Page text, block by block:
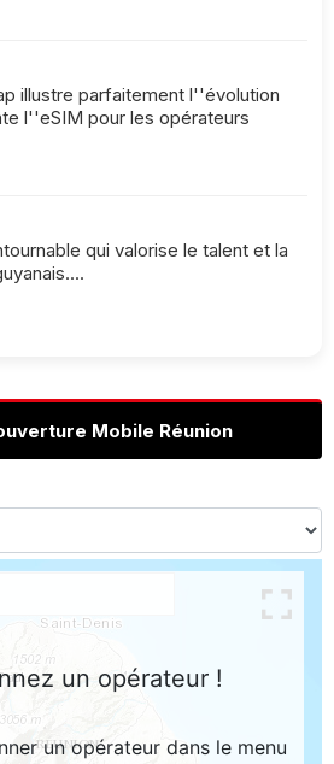
illustre parfaitement l''évolution
l''eSIM pour les opérateurs
qui valorise le talent et la
Mobile Réunion